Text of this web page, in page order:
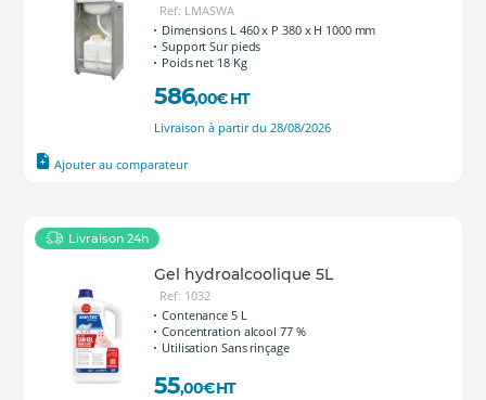
Ref: LMASWA
Dimensions L 460 x P 380 x H 1000 mm
Support Sur pieds
Poids net 18 Kg
586,00€ HT
Livraison à partir du 28/08/2026
Ajouter au comparateur
Livraison 24h
Gel hydroalcoolique 5L
Ref: 1032
Contenance 5 L
Concentration alcool 77 %
Utilisation Sans rinçage
55,00€HT